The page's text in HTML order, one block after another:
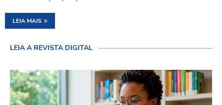
LEIA MAIS
LEIA A REVISTA DIGITAL